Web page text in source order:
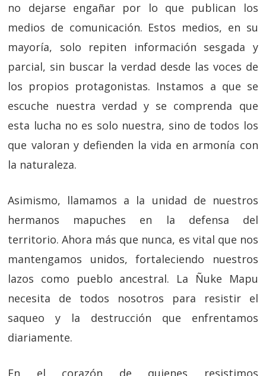
no dejarse engañar por lo que publican los
medios de comunicación. Estos medios, en su
mayoría, solo repiten información sesgada y
parcial, sin buscar la verdad desde las voces de
los propios protagonistas. Instamos a que se
escuche nuestra verdad y se comprenda que
esta lucha no es solo nuestra, sino de todos los
que valoran y defienden la vida en armonía con
la naturaleza.
Asimismo, llamamos a la unidad de nuestros
hermanos mapuches en la defensa del
territorio. Ahora más que nunca, es vital que nos
mantengamos unidos, fortaleciendo nuestros
lazos como pueblo ancestral. La Ñuke Mapu
necesita de todos nosotros para resistir el
saqueo y la destrucción que enfrentamos
diariamente.